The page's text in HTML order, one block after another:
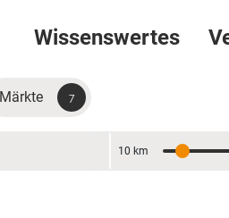
Wissenswertes
Märkte 7
Entfernung
10 km